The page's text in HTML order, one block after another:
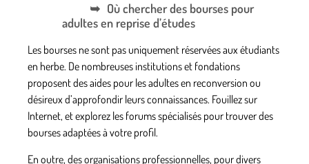
Où chercher des bourses pour
adultes en reprise d’études
Les bourses ne sont pas uniquement réservées aux étudiants
en herbe. De nombreuses institutions et fondations
proposent des aides pour les adultes en reconversion ou
désireux d’approfondir leurs connaissances. Fouillez sur
Internet, et explorez les forums spécialisés pour trouver des
bourses adaptées à votre profil.
En outre, des organisations professionnelles, pour divers